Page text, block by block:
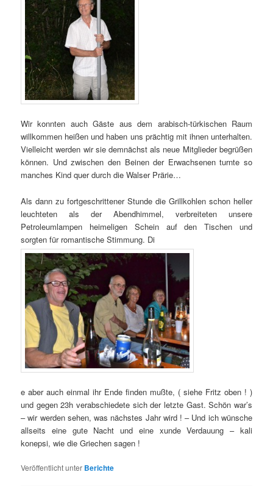
Wir konnten auch Gäste aus dem arabisch-türkischen Raum
willkommen heißen und haben uns prächtig mit ihnen unterhalten.
Vielleicht werden wir sie demnächst als neue Mitglieder begrüßen
können. Und zwischen den Beinen der Erwachsenen turnte so
manches Kind quer durch die Walser Prärie…
Als dann zu fortgeschrittener Stunde die Grillkohlen schon heller
leuchteten als der Abendhimmel, verbreiteten unsere
Petroleumlampen heimeligen Schein auf den Tischen und
sorgten für romantische Stimmung. Di
e aber auch einmal ihr Ende finden mußte, ( siehe Fritz oben ! )
und gegen 23h verabschiedete sich der letzte Gast. Schön war’s
– wir werden sehen, was nächstes Jahr wird ! – Und ich wünsche
allseits eine gute Nacht und eine xunde Verdauung – kali
konepsi, wie die Griechen sagen !
Veröffentlicht unter Berichte